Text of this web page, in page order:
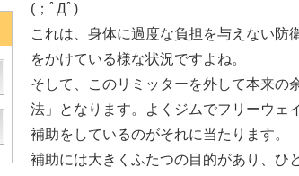
(；ﾟДﾟ)
これは、身体に過度な負担を与えない防
をかけている様な状況ですよね。
そして、このリミッターを外して本来の
法」となります。よくジムでフリーウェ
補助をしているのがそれに当たります。
補助には大きくふたつの目的があり、ひ